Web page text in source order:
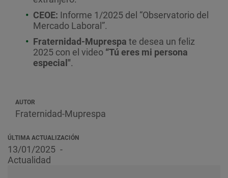
CEOE: Informe 1/2025 del “Observatorio del
Mercado Laboral”.
Fraternidad-Muprespa te desea un feliz
2025 con el video “Tú eres mi persona
especial".
AUTOR
Fraternidad-Muprespa
ÚLTIMA ACTUALIZACIÓN
13/01/2025
Actualidad